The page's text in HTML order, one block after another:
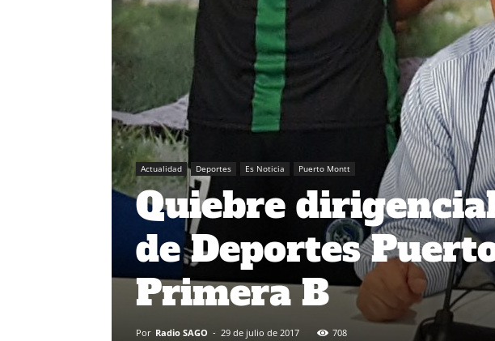
Actualidad Deportes Es Noticia Puerto Montt
Quiebre
de Deportes
Primera B
Por Radio SAGO - 29 de julio de 2017 708